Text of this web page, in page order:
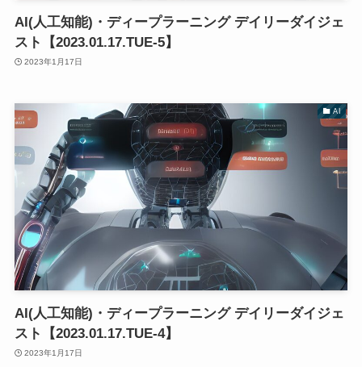
AI(人工知能)・ディープラーニング デイリーダイジェ
スト【2023.01.17.TUE-5】
2023年1月17日
AI
AI(人工知能)・ディープラーニング デイリーダイジェ
スト【2023.01.17.TUE-4】
2023年1月17日